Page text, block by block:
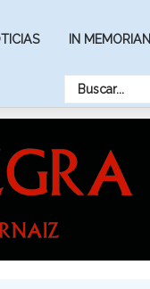
IN MEMORIAN